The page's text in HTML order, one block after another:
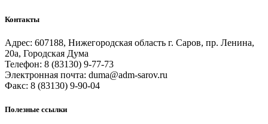
Контакты
Адрес: 607188, Нижегородская область г. Саров, пр. Ленина,
20а, Городская Дума
Телефон: 8 (83130) 9-77-73
Электронная почта: duma@adm-sarov.ru
Факс: 8 (83130) 9-90-04
Полезные ссылки